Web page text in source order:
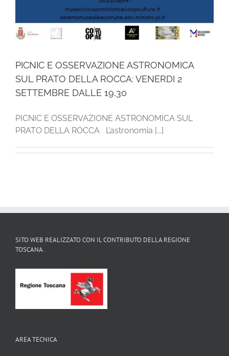
PICNIC E OSSERVAZIONE ASTRONOMICA
SUL PRATO DELLA ROCCA: VENERDI 2
SETTEMBRE DALLE 19,30
PICNIC E OSSERVAZIONE ASTRONOMICA SUL
PRATO DELLA ROCCA L’astronomia [...]
SITO WEB REALIZZATO CON IL CONTRIBUTO DELLA REGIONE
TOSCANA.
AREA TECNICA